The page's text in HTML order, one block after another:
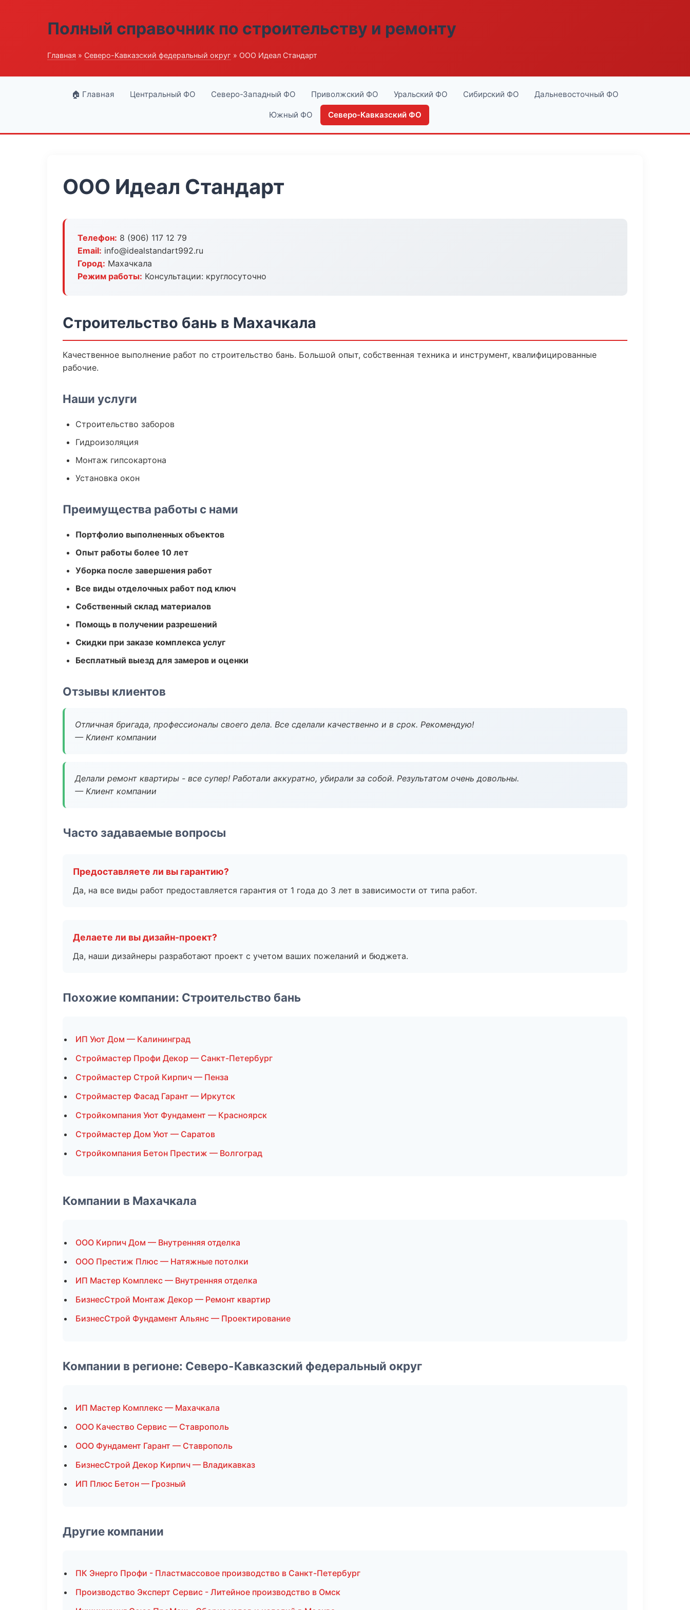
Полный справочник по строительству и ремонту
Главная » Северо-Кавказский федеральный округ » ООО Идеал Стандарт
🏠 Главная Центральный ФО Северо-Западный ФО Приволжский ФО Уральский ФО Сибирский ФО Дальневосточный ФО
Южный ФО Северо-Кавказский ФО
ООО Идеал Стандарт
Телефон: 8 (906) 117 12 79
Email: info@idealstandart992.ru
Город: Махачкала
Режим работы: Консультации: круглосуточно
Строительство бань в Махачкала
Качественное выполнение работ по строительство бань. Большой опыт, собственная техника и инструмент, квалифицированные
рабочие.
Наши услуги
Строительство заборов
Гидроизоляция
Монтаж гипсокартона
Установка окон
Преимущества работы с нами
Портфолио выполненных объектов
Опыт работы более 10 лет
Уборка после завершения работ
Все виды отделочных работ под ключ
Собственный склад материалов
Помощь в получении разрешений
Скидки при заказе комплекса услуг
Бесплатный выезд для замеров и оценки
Отзывы клиентов
Отличная бригада, профессионалы своего дела. Все сделали качественно и в срок. Рекомендую!
— Клиент компании
Делали ремонт квартиры - все супер! Работали аккуратно, убирали за собой. Результатом очень довольны.
— Клиент компании
Часто задаваемые вопросы
Предоставляете ли вы гарантию?
Да, на все виды работ предоставляется гарантия от 1 года до 3 лет в зависимости от типа работ.
Делаете ли вы дизайн-проект?
Да, наши дизайнеры разработают проект с учетом ваших пожеланий и бюджета.
Похожие компании: Строительство бань
ИП Уют Дом — Калининград
Строймастер Профи Декор — Санкт-Петербург
Строймастер Строй Кирпич — Пенза
Строймастер Фасад Гарант — Иркутск
Стройкомпания Уют Фундамент — Красноярск
Строймастер Дом Уют — Саратов
Стройкомпания Бетон Престиж — Волгоград
Компании в Махачкала
ООО Кирпич Дом — Внутренняя отделка
ООО Престиж Плюс — Натяжные потолки
ИП Мастер Комплекс — Внутренняя отделка
БизнесСтрой Монтаж Декор — Ремонт квартир
БизнесСтрой Фундамент Альянс — Проектирование
Компании в регионе: Северо-Кавказский федеральный округ
ИП Мастер Комплекс — Махачкала
ООО Качество Сервис — Ставрополь
ООО Фундамент Гарант — Ставрополь
БизнесСтрой Декор Кирпич — Владикавказ
ИП Плюс Бетон — Грозный
Другие компании
ПК Энерго Профи - Пластмассовое производство в Санкт-Петербург
Производство Эксперт Сервис - Литейное производство в Омск